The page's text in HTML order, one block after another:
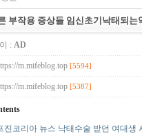
부작용 증상들 임신초기낙태되는
: AD
m.mifeblog.top [5594]
m.mifeblog.top [5387]
진코리아 뉴스 낙태수술 받던 여대생